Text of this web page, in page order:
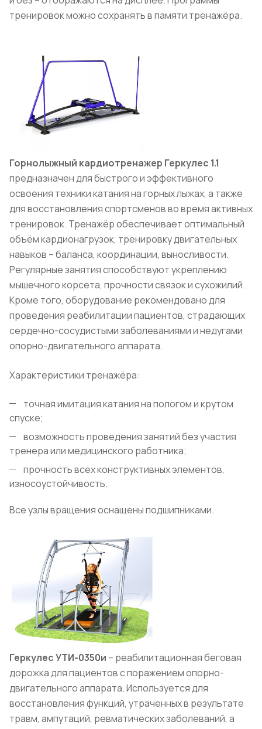
тренировок можно сохранять в памяти тренажёра.
Горнолыжный кардиотренажер Геркулес 1.1
предназначен для быстрого и эффективного
освоения техники катания на горных лыжах, а также
для восстановления спортсменов во время активных
тренировок. Тренажёр обеспечивает оптимальный
объём кардионагрузок, тренировку двигательных
навыков – баланса, координации, выносливости.
Регулярные занятия способствуют укреплению
мышечного корсета, прочности связок и сухожилий.
Кроме того, оборудование рекомендовано для
проведения реабилитации пациентов, страдающих
сердечно-сосудистыми заболеваниями и недугами
опорно-двигательного аппарата.
Характеристики тренажёра:
точная имитация катания на пологом и крутом
спуске;
возможность проведения занятий без участия
тренера или медицинского работника;
прочность всех конструктивных элементов,
износоустойчивость.
Все узлы вращения оснащены подшипниками.
Геркулес УТИ-0350и – реабилитационная беговая
дорожка для пациентов с поражением опорно-
двигательного аппарата. Используется для
восстановления функций, утраченных в результате
травм, ампутаций, ревматических заболеваний, а